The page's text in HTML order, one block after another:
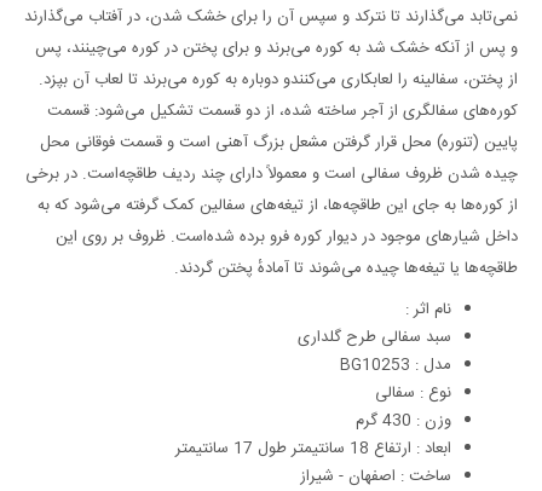
نمی‌تابد می‌گذارند تا نترکد و سپس آن را برای خشک شدن، در آفتاب می‌گذارند
و پس از آنکه خشک شد به کوره می‌برند و برای پختن در کوره می‌چینند، پس
از پختن، سفالینه را لعابکاری می‌کنندو دوباره به کوره می‌برند تا لعاب آن بپزد.
کوره‌های سفالگری از آجر ساخته شده، از دو قسمت تشکیل می‌شود: قسمت
پایین (تنوره) محل قرار گرفتن مشعل بزرگ آهنی است و قسمت فوقانی محل
چیده شدن ظروف سفالی است و معمولاً دارای چند ردیف طاقچه‌است. در برخی
از کوره‌ها به جای این طاقچه‌ها، از تیغه‌های سفالین کمک گرفته می‌شود که به
داخل شیارهای موجود در دیوار کوره فرو برده شده‌است. ظروف بر روی این
طاقچه‌ها یا تیغه‌ها چیده می‌شوند تا آمادهٔ پختن گردند.
نام اثر :
سبد سفالی طرح گلداری
مدل : BG10253
نوع : سفالی
وزن : 430 گرم
ابعاد : ارتفاع 18 سانتیمتر طول 17 سانتیمتر
ساخت : اصفهان - شیراز